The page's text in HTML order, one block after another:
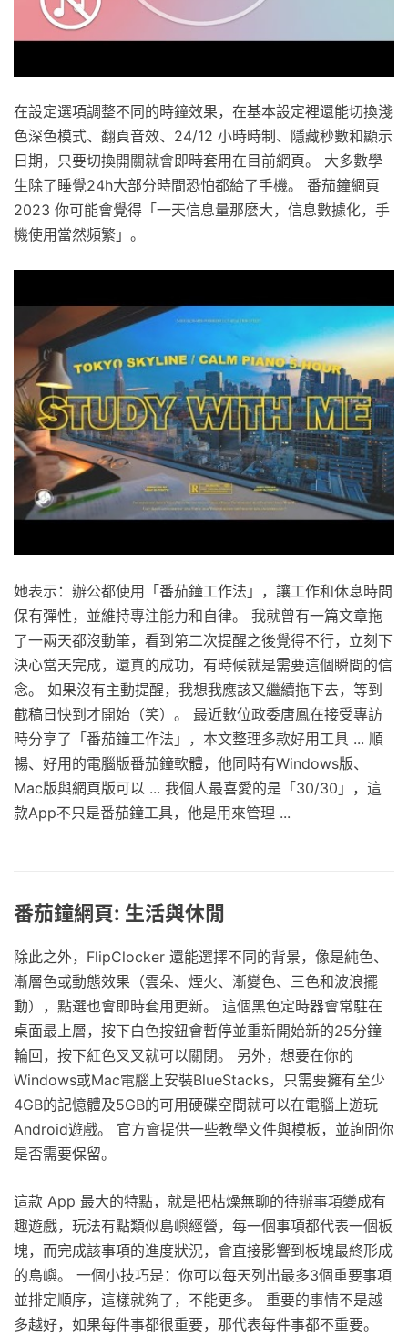
在設定選項調整不同的時鐘效果，在基本設定裡還能切換淺
色深色模式、翻頁音效、24/12 小時時制、隱藏秒數和顯示
日期，只要切換開關就會即時套用在目前網頁。 大多數學
生除了睡覺24h大部分時間恐怕都給了手機。 番茄鐘網頁
2023 你可能會覺得「一天信息量那麽大，信息數據化，手
機使用當然頻繁」。
她表示：辦公都使用「番茄鐘工作法」，讓工作和休息時間
保有彈性，並維持專注能力和自律。 我就曾有一篇文章拖
了一兩天都沒動筆，看到第二次提醒之後覺得不行，立刻下
決心當天完成，還真的成功，有時候就是需要這個瞬間的信
念。 如果沒有主動提醒，我想我應該又繼續拖下去，等到
截稿日快到才開始（笑）。 最近數位政委唐鳳在接受專訪
時分享了「番茄鐘工作法」，本文整理多款好用工具 ... 順
暢、好用的電腦版番茄鐘軟體，他同時有Windows版、
Mac版與網頁版可以 ... 我個人最喜愛的是「30/30」，這
款App不只是番茄鐘工具，他是用來管理 ...
番茄鐘網頁: 生活與休閒
除此之外，FlipClocker 還能選擇不同的背景，像是純色、
漸層色或動態效果（雲朵、煙火、漸變色、三色和波浪擺
動），點選也會即時套用更新。 這個黑色定時器會常駐在
桌面最上層，按下白色按鈕會暫停並重新開始新的25分鐘
輪回，按下紅色叉叉就可以關閉。 另外，想要在你的
Windows或Mac電腦上安裝BlueStacks，只需要擁有至少
4GB的記憶體及5GB的可用硬碟空間就可以在電腦上遊玩
Android遊戲。 官方會提供一些教學文件與模板，並詢問你
是否需要保留。
這款 App 最大的特點，就是把枯燥無聊的待辦事項變成有
趣遊戲，玩法有點類似島嶼經營，每一個事項都代表一個板
塊，而完成該事項的進度狀況，會直接影響到板塊最終形成
的島嶼。 一個小技巧是：你可以每天列出最多3個重要事項
並排定順序，這樣就夠了，不能更多。 重要的事情不是越
多越好，如果每件事都很重要，那代表每件事都不重要。